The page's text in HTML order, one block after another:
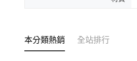
本分類熱銷 全站排行